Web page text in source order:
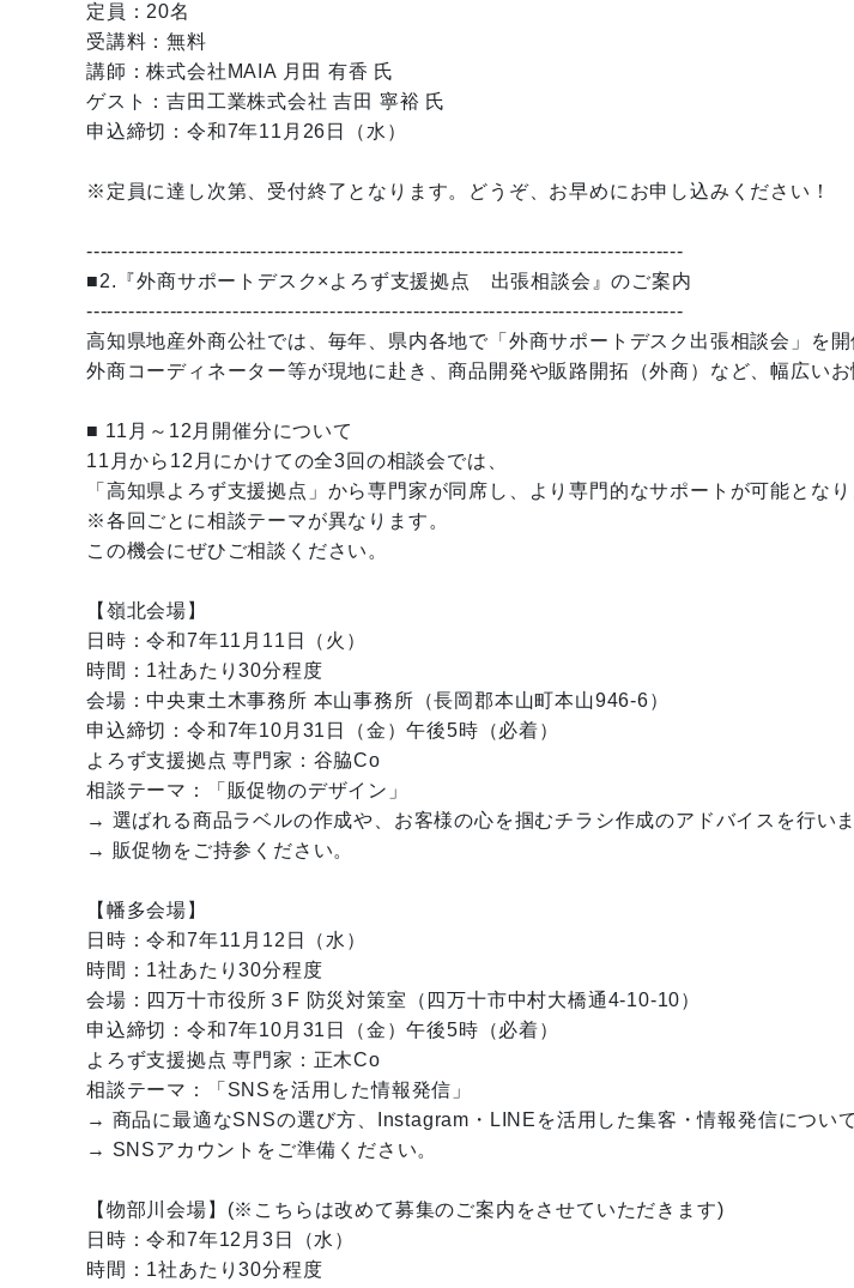
定員：20名
受講料：無料
講師：株式会社MAIA 月田 有香 氏
ゲスト：吉田工業株式会社 吉田 寧裕 氏
申込締切：令和7年11月26日（水）
※定員に達し次第、受付終了となります。どうぞ、お早めにお申し込みください！
--------------------------------------------------------------------------------------
■2.『外商サポートデスク×よろず支援拠点 出張相談会』のご案内
--------------------------------------------------------------------------------------
高知県地産外商公社では、毎年、県内各地で「外商サポートデスク出張相談会」を開
外商コーディネーター等が現地に赴き、商品開発や販路開拓（外商）など、幅広いお
■ 11月～12月開催分について
11月から12月にかけての全3回の相談会では、
「高知県よろず支援拠点」から専門家が同席し、より専門的なサポートが可能となり
※各回ごとに相談テーマが異なります。
この機会にぜひご相談ください。
【嶺北会場】
日時：令和7年11月11日（火）
時間：1社あたり30分程度
会場：中央東土木事務所 本山事務所（長岡郡本山町本山946-6）
申込締切：令和7年10月31日（金）午後5時（必着）
よろず支援拠点 専門家：谷脇Co
相談テーマ：「販促物のデザイン」
→ 選ばれる商品ラベルの作成や、お客様の心を掴むチラシ作成のアドバイスを行いま
→ 販促物をご持参ください。
【幡多会場】
日時：令和7年11月12日（水）
時間：1社あたり30分程度
会場：四万十市役所３F 防災対策室（四万十市中村大橋通4-10-10）
申込締切：令和7年10月31日（金）午後5時（必着）
よろず支援拠点 専門家：正木Co
相談テーマ：「SNSを活用した情報発信」
→ 商品に最適なSNSの選び方、Instagram・LINEを活用した集客・情報発信につい
→ SNSアカウントをご準備ください。
【物部川会場】(※こちらは改めて募集のご案内をさせていただきます)
日時：令和7年12月3日（水）
時間：1社あたり30分程度